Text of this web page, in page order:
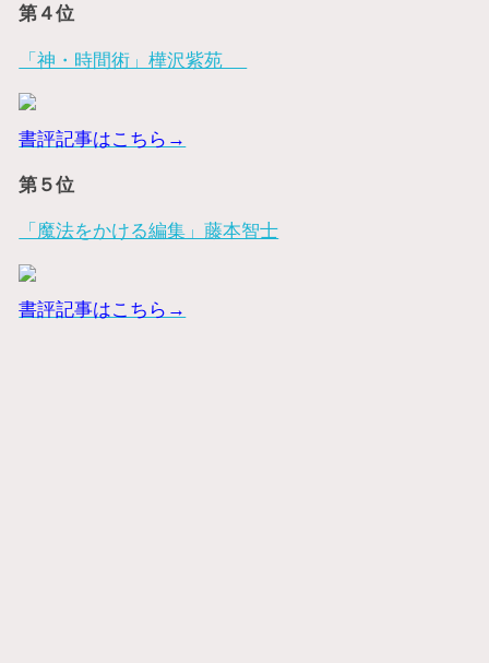
第４位
「神・時間術」樺沢紫苑
書評記事はこちら→
第５位
「魔法をかける編集」藤本智士
書評記事はこちら→